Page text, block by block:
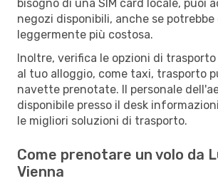
bisogno di una SIM card locale, puoi
negozi disponibili, anche se potrebbe
leggermente più costosa.
Inoltre, verifica le opzioni di
al tuo alloggio, come taxi, trasporto
navette prenotate. Il personale
disponibile presso il desk
le migliori soluzioni di trasporto.
Come prenotare un volo da
Vienna